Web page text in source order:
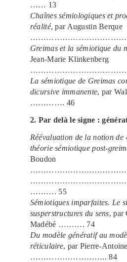
…… 13
Chaînes sémiologiques et
réalité, par Augustin Berque
Greimas et la sémiotique du
Jean-Marie Klinkenberg
La sémiotique de Greimas
dicursive immanente, par
…………. 46
2. Par delà le signe :
Réévaluation de la notion de
théorie sémiotique post-
Boudon
………. 55
Sémiotiques imparfaites. Le
susperstructures du sens, par
Madébé ………. 74
Du modèle génératif au
réticulaire, par Pierre-
……………………….. 84